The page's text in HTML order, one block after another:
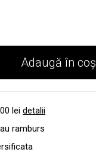
Adaugă în coș
lei detalii
ramburs